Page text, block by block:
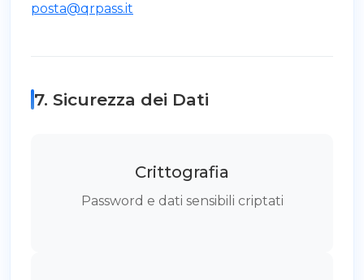
posta@qrpass.it
7. Sicurezza dei Dati
Crittografia
Password e dati sensibili criptati